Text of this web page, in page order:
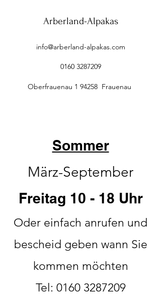
Arberland-Alpakas
info@arberland-alpakas.com
0160 3287209
Oberfrauenau 1 94258 Frauenau
Sommer
März-September
Freitag 10 - 18 Uhr
Oder einfach anrufen und
bescheid geben wann Sie
kommen möchten
Tel: 0160 3287209